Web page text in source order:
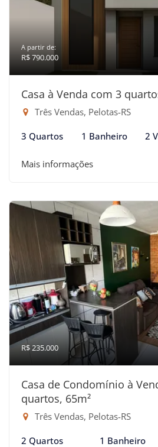
A partir de:
R$ 790.000
Casa à Venda com 3
Três Vendas, Pelotas-RS
3 Quartos 1 Banheiro 2
Mais informações
R$ 235.000
Casa de Condomínio à
quartos, 65m²
Três Vendas, Pelotas-RS
2 Quartos 1 Banheiro